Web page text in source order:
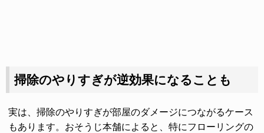
掃除のやりすぎが逆効果になることも
実は、掃除のやりすぎが部屋のダメージにつながるケース
もあります。おそうじ本舗によると、特にフローリングの